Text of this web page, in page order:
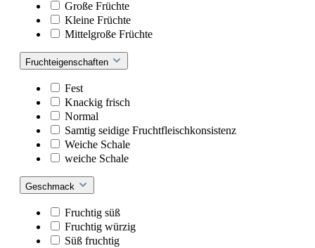
Große Früchte
Kleine Früchte
Mittelgroße Früchte
Fruchteigenschaften
Fest
Knackig frisch
Normal
Samtig seidige Fruchtfleischkonsistenz
Weiche Schale
weiche Schale
Geschmack
Fruchtig süß
Fruchtig würzig
Süß fruchtig